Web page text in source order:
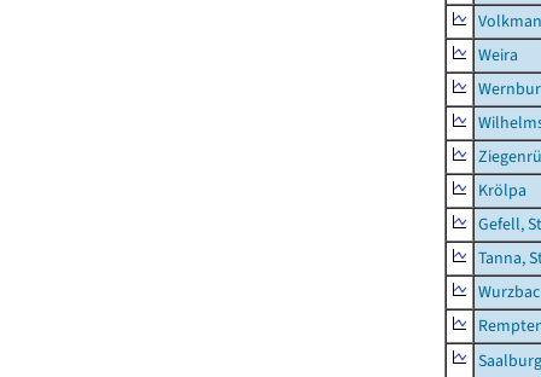
Weira
Krölpa
Gefell,
Tanna,